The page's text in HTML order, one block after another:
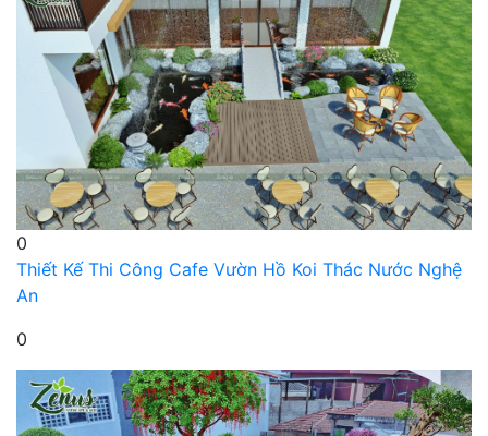
0
Thiết Kế Thi Công Cafe Vườn Hồ Koi Thác Nước Nghệ
An
0